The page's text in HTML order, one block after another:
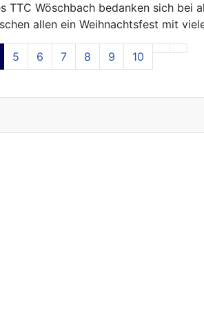
TTC Wöschbach bedanken sich
allen ein Weihnachtsfest mit
5 6 7 8 9 10
Verein